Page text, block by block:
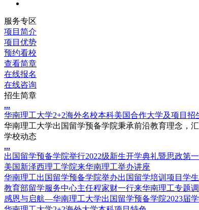
服务专区
项目简介
项目优势
预约看校
查看简章
在线报名
在线咨询
招生简章
...
华南理工大学2+2海外名校本科美国合作大学及项目招
华南理工大学出国留学预备学院秉承前沿教育理念，
学校动态
...
出国留学预备学院举行2022级新生开学典礼暨思政第
美国新泽西理工学院来华南理工举办讲座
华南理工出国留学预备学院举办出国留学培训项目学
教育部留学服务中心主任程家财一行来华南理工专题
感恩与启航—华南理工大学出国留学预备学院2023届